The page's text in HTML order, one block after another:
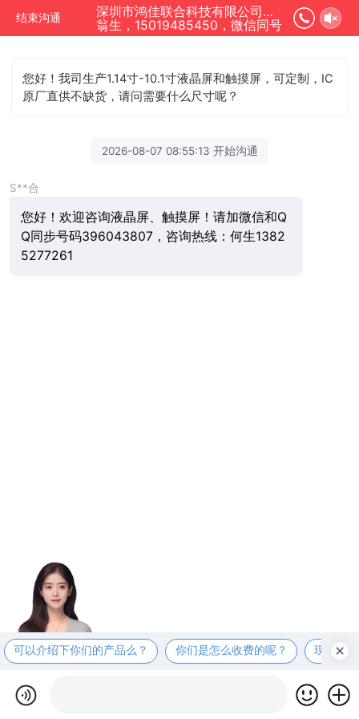
结束沟通
深圳市鸿佳联合科技有限公司正在为您服务
翁生，15019485450，微信同号
您好！我司生产1.14寸-10.1寸液晶屏和触摸屏，可定制，IC
原厂直供不缺货，请问需要什么尺寸呢？
2026-08-07 08:55:13 开始沟通
S**合
您好！欢迎咨询液晶屏、触摸屏！请加微信和Q
Q同步号码396043807，咨询热线：何生1382
5277261
可以介绍下你们的产品么？ 你们是怎么收费的呢？ 现在有